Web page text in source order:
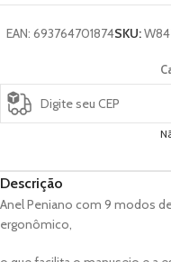
EAN: 693764701874SKU:
Descrição
Anel Peniano com 9 modos
ergonômico,